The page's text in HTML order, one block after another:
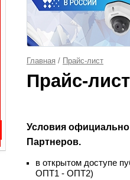
Главная / Прайс-лист
Прайс-лист
Условия
Партнеров.
в открытом доступе
ОПТ1 - ОПТ2)